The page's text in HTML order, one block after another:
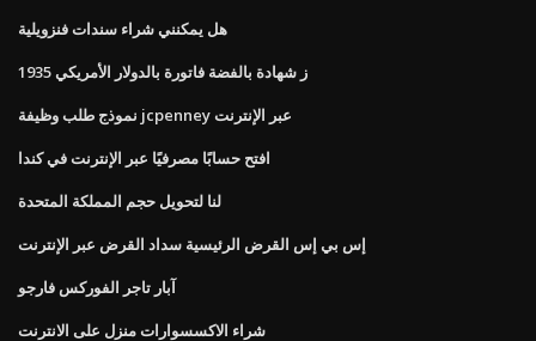
هل يمكنني شراء سندات فنزويلية
1935 ز شهادة بالفضة فاتورة بالدولار الأمريكي
نموذج طلب وظيفة jcpenney عبر الإنترنت
افتح حسابًا مصرفيًا عبر الإنترنت في كندا
لنا لتحويل حجم المملكة المتحدة
إس بي إس القرض الرئيسية سداد القرض عبر الإنترنت
آبار تاجر الفوركس فارجو
شراء الاكسسوارات منزل على الانترنت